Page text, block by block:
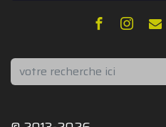
Rechercher